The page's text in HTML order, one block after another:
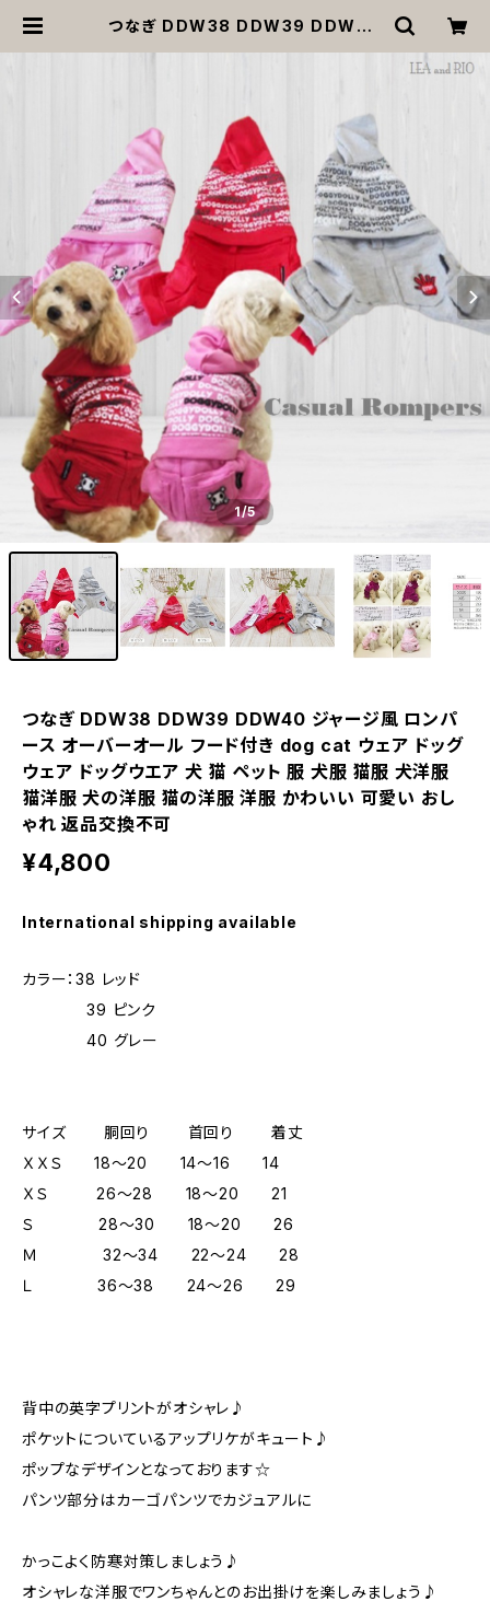
つなぎ DDW38 DDW39 DDW40
の洋服 洋服 かわいい 可愛い おしゃ
れ 返品交換不可 | MOANA
1/5
つなぎ DDW38 DDW39 DDW40 ジャージ風 ロンパ
ース オーバーオール フード付き dog cat ウェア ドッグ
ウェア ドッグウエア 犬 猫 ペット 服 犬服 猫服 犬洋服
猫洋服 犬の洋服 猫の洋服 洋服 かわいい 可愛い おし
ゃれ 返品交換不可
¥4,800
International shipping available
カラー：38 レッド
39 ピンク
40 グレー
サイズ 胴回り 首回り 着丈
ＸＸＳ 18～20 14～16 14
ＸＳ 26～28 18～20 21
Ｓ 28～30 18～20 26
Ｍ 32～34 22～24 28
Ｌ 36～38 24～26 29
背中の英字プリントがオシャレ♪
ポケットについているアップリケがキュート♪
ポップなデザインとなっております☆
パンツ部分はカーゴパンツでカジュアルに
かっこよく防寒対策しましょう♪
オシャレな洋服でワンちゃんとのお出掛けを楽しみましょう♪